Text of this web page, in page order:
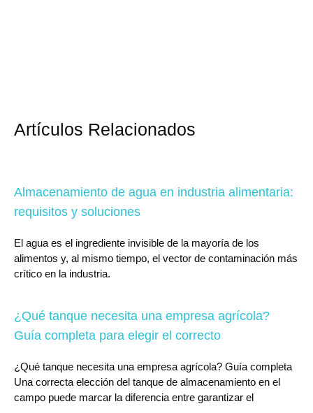
Artículos Relacionados
Almacenamiento de agua en industria alimentaria:
requisitos y soluciones
El agua es el ingrediente invisible de la mayoría de los
alimentos y, al mismo tiempo, el vector de contaminación más
crítico en la industria.
¿Qué tanque necesita una empresa agrícola?
Guía completa para elegir el correcto
¿Qué tanque necesita una empresa agrícola? Guía completa
Una correcta elección del tanque de almacenamiento en el
campo puede marcar la diferencia entre garantizar el